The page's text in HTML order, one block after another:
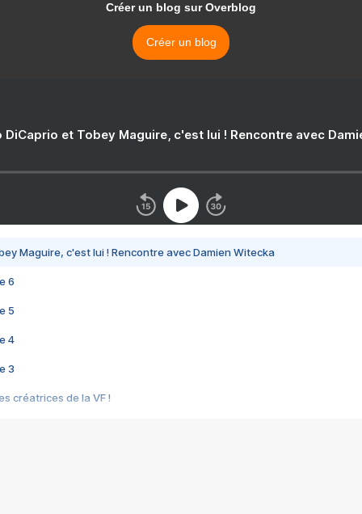
Créer un blog sur Overblog
Créer un blog
DiCaprio et Tobey Maguire, c'est lui ! Rencontre avec
Maguire, c'est lui ! Rencontre avec Damien Witecka
6
5
4
3
créatrices de la VF !